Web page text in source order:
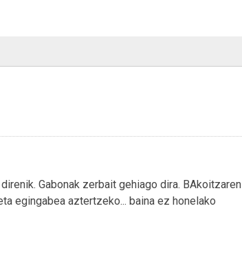
Gabonak zerbait gehiago dira. BAkoitzaren
egingabea aztertzeko... baina ez honelako